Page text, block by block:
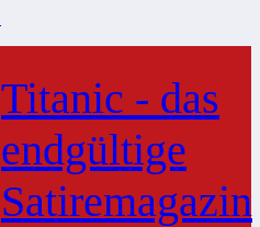
Titanic - das
endgültige
Satiremagazin